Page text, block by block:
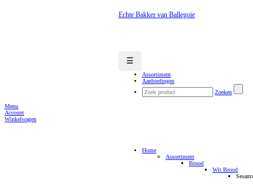
Echte Bakker van Ballegoie
☰
Assortiment
Aanbiedingen
Zoeken
Menu
Account
Winkelwagen
Home
Assortiment
Brood
Wit Brood